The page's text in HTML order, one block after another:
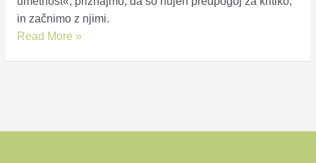
in začnimo z njimi.
Mathias
Read More »